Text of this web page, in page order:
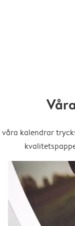
kalendrar